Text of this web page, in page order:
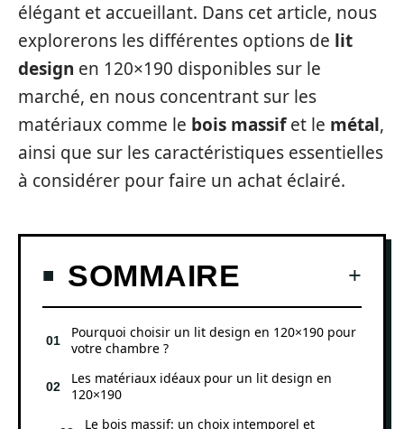
élégant et accueillant. Dans cet article, nous
explorerons les différentes options de lit
design en 120×190 disponibles sur le
marché, en nous concentrant sur les
matériaux comme le bois massifet le métal,
ainsi que sur les caractéristiques essentielles
à considérer pour faire un achat éclairé.
SOMMAIRE
Pourquoi choisir un lit design en 120×190 pour
votre chambre ?
Les matériaux idéaux pour un lit design en
120×190
Le bois massif: un choix intemporel et